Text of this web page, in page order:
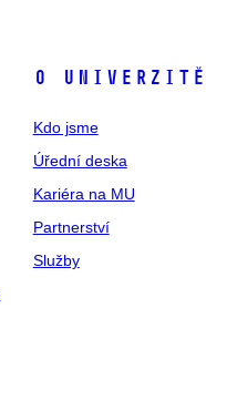
O univerzitě
Kdo jsme
Úřední deska
Kariéra na MU
Partnerství
Služby